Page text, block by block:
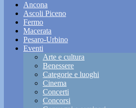
Ancona
Ascoli Piceno
Fermo
Macerata
Pesaro-Urbino
Eventi
Arte e cultura
Benessere
Categorie e luoghi
Cinema
Concerti
Concorsi